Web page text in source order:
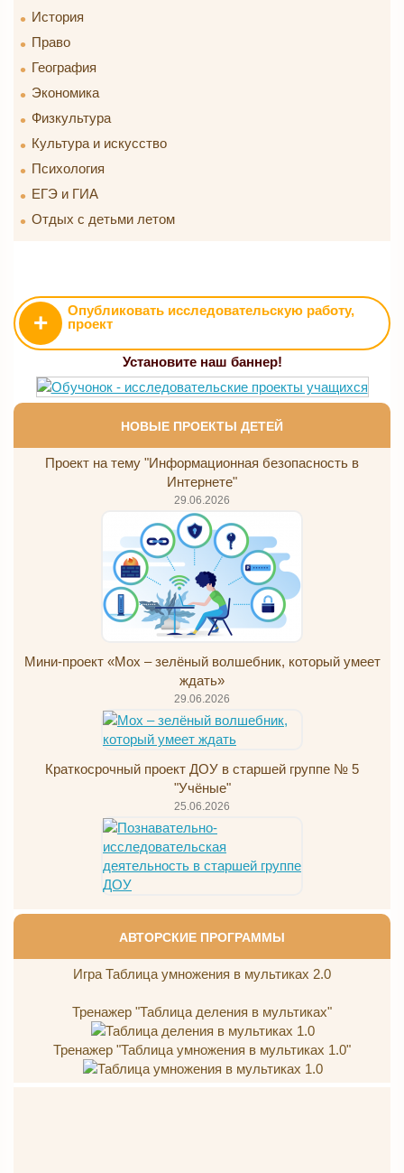
История
Право
География
Экономика
Физкультура
Культура и искусство
Психология
ЕГЭ и ГИА
Отдых с детьми летом
+
Опубликовать исследовательскую работу,
проект
Установите наш баннер!
НОВЫЕ ПРОЕКТЫ ДЕТЕЙ
Проект на тему "Информационная безопасность в
Интернете"
29.06.2026
Мини-проект «Мох – зелёный волшебник, который умеет
ждать»
29.06.2026
Краткосрочный проект ДОУ в старшей группе № 5
"Учёные"
25.06.2026
АВТОРСКИЕ ПРОГРАММЫ
Игра Таблица умножения в мультиках 2.0
Тренажер "Таблица деления в мультиках"
Тренажер "Таблица умножения в мультиках 1.0"